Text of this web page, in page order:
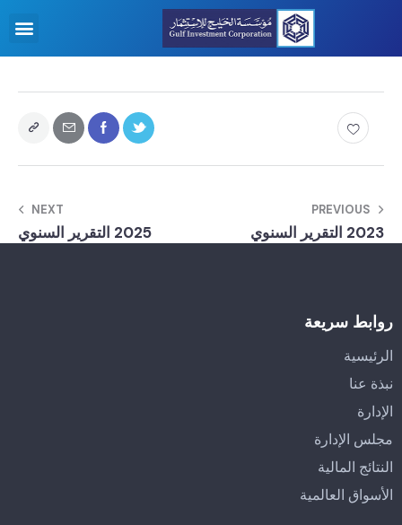
PREVIOUS
2023 التقرير السنوي
NEXT
2025 التقرير السنوي
روابط سريعة
الرئيسية
نبذة عنا
الإدارة
مجلس الإدارة
النتائج المالية
الأسواق العالمية